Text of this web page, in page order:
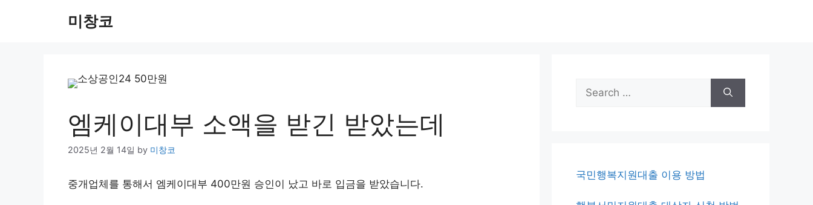
미창코
엠케이대부 소액을 받긴 받았는데
2025년 2월 14일 by 미창코
중개업체를 통해서 엠케이대부 400만원 승인이 났고 바로 입금을 받았습니다.
Search
for:
국민행복지원대출 이용 방법